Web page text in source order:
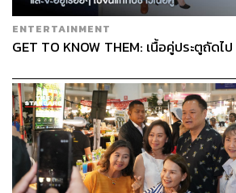
ENTERTAINMENT
GET TO KNOW THEM: เนื้อคู่ประตูถัดไป